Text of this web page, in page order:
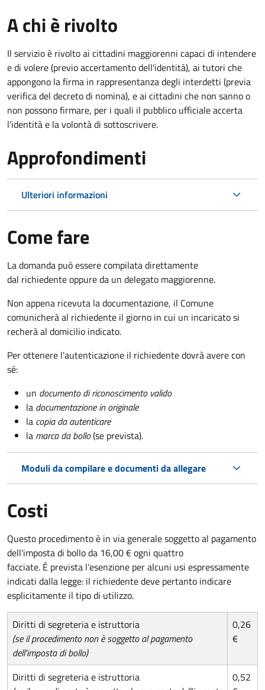
A chi è rivolto
Il servizio è rivolto ai cittadini maggiorenni capaci di intendere
e di volere (previo accertamento dell'identità), ai tutori che
appongono la firma in rappresentanza degli interdetti (previa
verifica del decreto di nomina), e ai cittadini che non sanno o
non possono firmare, per i quali il pubblico ufficiale accerta
l'identità e la volontà di sottoscrivere.
Approfondimenti
Ulteriori informazioni
Come fare
La domanda può essere compilata direttamente
dal richiedente oppure da un delegato maggiorenne.
Non appena ricevuta la documentazione, il Comune
comunicherà al richiedente il giorno in cui un incaricato si
recherà al domicilio indicato.
Per ottenere l'autenticazione il richiedente dovrà avere con
sé:
un documento di riconoscimento valido
la documentazione in originale
la copia da autenticare
la marca da bollo(se prevista).
Moduli da compilare e documenti da allegare
Costi
Questo procedimento è in via generale soggetto al pagamento
dell'imposta di bollo da 16,00 € ogni quattro
facciate. É prevista l'esenzione per alcuni usi espressamente
indicati dalla legge: il richiedente deve pertanto indicare
esplicitamente il tipo di utilizzo.
Diritti di segreteria e istruttoria
(se il procedimento non è soggetto al pagamento
dell'imposta di bollo)
0,26
€
Diritti di segreteria e istruttoria
0,52